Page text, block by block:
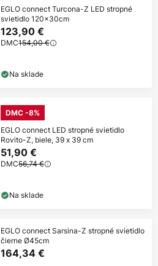
EGLO connect Turcona-Z LED stropné
svietidlo 120x30cm
123,90 €
DMC154,00 €
Na sklade
DMC -8%
EGLO connect LED stropné svietidlo
Rovito-Z, biele, 39 x 39 cm
51,90 €
DMC56,74 €
Na sklade
EGLO connect Sarsina-Z stropné svietidlo
čierne Ø45cm
164,34 €